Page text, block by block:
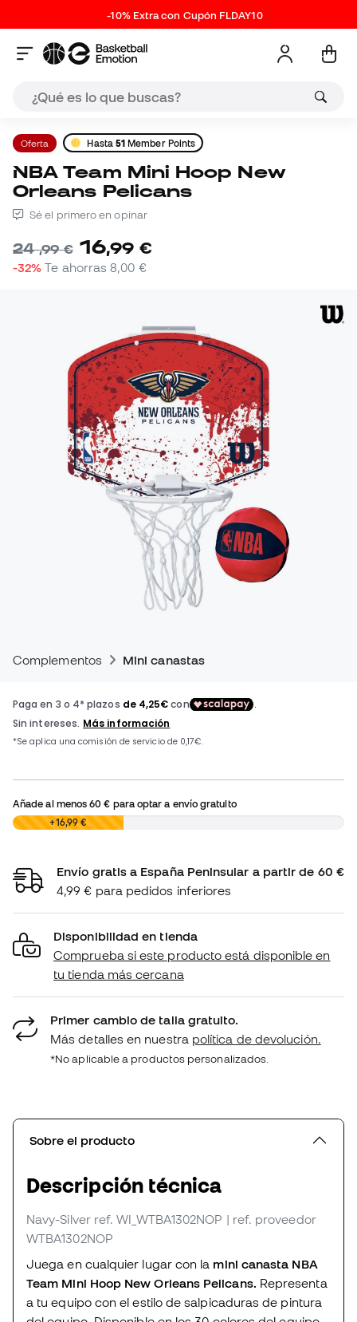
-10% Extra con Cupón FLDAY10
Oferta Hasta 51 Member Points
NBA Team Mini Hoop New
Orleans Pelicans
Sé el primero en opinar
24,99 € 16,99 €
-32% Te ahorras8,00 €
Complementos Mini canastas
Añade al menos60 € para optar a envío gratuito
0,00 € +16,99 €
Envío gratis a España Peninsular a partir de 60 €
4,99 € para pedidos inferiores
Disponibilidad en tienda
Comprueba si este producto está disponible en
tu tienda más cercana
Primer cambio de talla gratuito.
Más detalles en nuestra política de devolución.
*No aplicable a productos personalizados.
Sobre el producto
Descripción técnica
Navy-Silver ref. WI_WTBA1302NOP | ref. proveedor
WTBA1302NOP
Juega en cualquier lugar con la mini canasta NBA
Team Mini Hoop New Orleans Pelicans. Representa
a tu equipo con el estilo de salpicaduras de pintura